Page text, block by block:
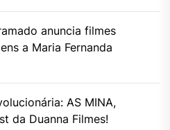
anuncia filmes
a Maria Fernanda
AS MINA,
da Duanna Filmes!